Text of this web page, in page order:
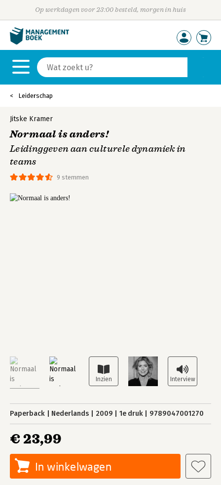
Op werkdagen voor 23:00 besteld, morgen in huis
Leiderschap
9 stemmen
Jitske Kramer
Normaal is anders!
Leidinggeven aan culturele dynamiek in
teams
Paperback Nederlands 2009 1e druk 9789047001270
€ 23,99
In winkelwagen